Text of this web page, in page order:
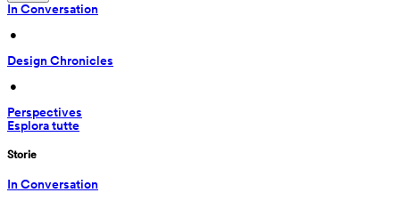
In Conversation
•
Design Chronicles
•
Perspectives
Esplora tutte
Storie
In Conversation